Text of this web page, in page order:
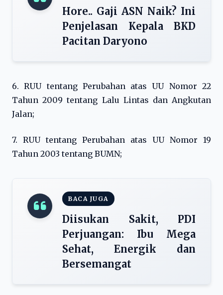
Hore.. Gaji ASN Naik? Ini
Penjelasan Kepala BKD
Pacitan Daryono
6. RUU tentang Perubahan atas UU Nomor 22
Tahun 2009 tentang Lalu Lintas dan Angkutan
Jalan;
7. RUU tentang Perubahan atas UU Nomor 19
Tahun 2003 tentang BUMN;
BACA JUGA
Diisukan Sakit, PDI
Perjuangan: Ibu Mega
Sehat, Energik dan
Bersemangat